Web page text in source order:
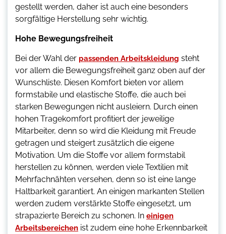
gestellt werden, daher ist auch eine besonders
sorgfältige Herstellung sehr wichtig.
Hohe Bewegungsfreiheit
Bei der Wahl der passenden Arbeitskleidung steht
vor allem die Bewegungsfreiheit ganz oben auf der
Wunschliste. Diesen Komfort bieten vor allem
formstabile und elastische Stoffe, die auch bei
starken Bewegungen nicht ausleiern. Durch einen
hohen Tragekomfort profitiert der jeweilige
Mitarbeiter, denn so wird die Kleidung mit Freude
getragen und steigert zusätzlich die eigene
Motivation. Um die Stoffe vor allem formstabil
herstellen zu können, werden viele Textilien mit
Mehrfachnähten versehen, denn so ist eine lange
Haltbarkeit garantiert. An einigen markanten Stellen
werden zudem verstärkte Stoffe eingesetzt, um
strapazierte Bereich zu schonen. In einigen
Arbeitsbereichen ist zudem eine hohe Erkennbarkeit